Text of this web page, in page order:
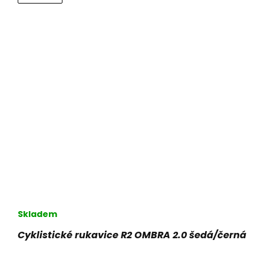
Cyklistické rukavice R2 OMBRA 2.0 šedá/černá
Skladem